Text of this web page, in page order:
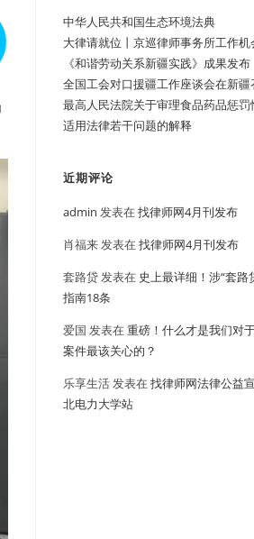
中华人民共和国生态环境法典
大律请就位丨京巡律师事务所工作机
《和谐劳动关系新疆实践》成果发布
全国工会对口援疆工作座谈会在新疆
最高人民法院关于审理食品药品惩
适用法律若干问题的解释
近期评论
admin 发表在找律师网4月刊发布
肖福来发表在找律师网4月刊发布
套路贷发表在 史上最详细！涉“套路
指南18条
爱国 发表在重磅！什么才是我们对
案件最该关心的？
乐享生活发表在找律师网法律公益
北电力大学站